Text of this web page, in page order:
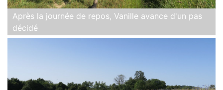
Après la journée de repos, Vanille avance d'un pas
décidé